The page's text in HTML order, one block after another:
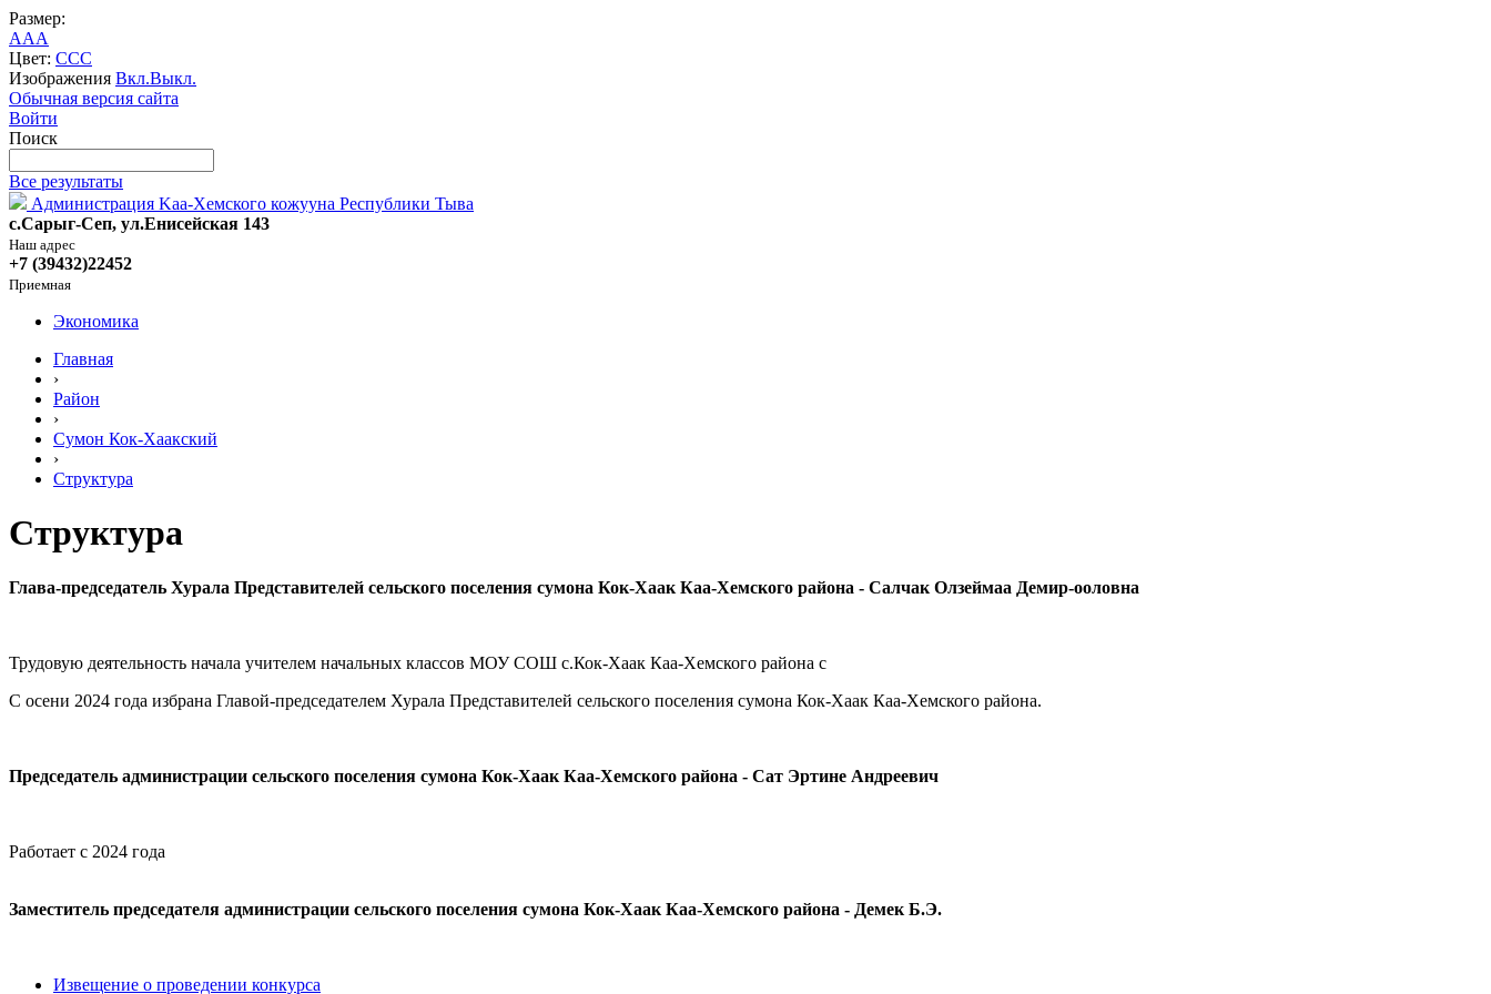
Размер:
AAA
Цвет: CCC
Изображения Вкл.Выкл.
Обычная версия сайта
Войти
Поиск
Все результаты
Администрация Kaa-Хемского кожууна Республики Тыва
с.Сарыг-Сеп, ул.Енисейская 143
Наш адрес
+7 (39432)22452
Приемная
Экономика
Главная
›
Район
›
Сумон Кок-Хаакский
›
Структура
Структура
Глава-председатель Хурала Представителей сельского поселения сумона Кок-Хаак Каа-Хемского района - Салчак Олзеймаа Демир-ооловна
Трудовую деятельность начала учителем начальных классов МОУ СОШ с.Кок-Хаак Каа-Хемского района с
С осени 2024 года избрана Главой-председателем Хурала Представителей сельского поселения сумона Кок-Хаак Каа-Хемского района.
Председатель администрации сельского поселения сумона Кок-Хаак Каа-Хемского района - Сат Эртине Андреевич
Работает с 2024 года
Заместитель председателя администрации сельского поселения сумона Кок-Хаак Каа-Хемского района - Демек Б.Э.
Извещение о проведении конкурса